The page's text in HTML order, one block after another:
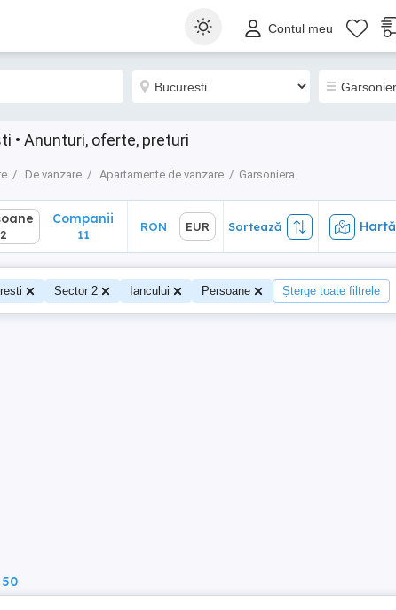
Contul meu
• Anunturi, oferte, preturi
De vanzare Apartamente de vanzare Garsoniera
EUR Sortează Hartă
2
Companii
11
RON EUR Sortează Hartă
Sector 2 Iancului Persoane Șterge toate filtrele
50